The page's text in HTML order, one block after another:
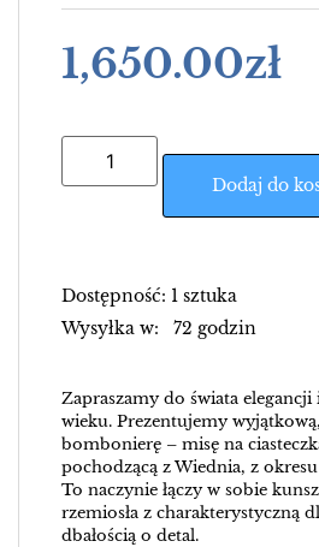
1,650.00zł
Dodaj do
Dostępność: 1 sztuka
Wysyłka w: 72 godzin
Zapraszamy do świata
wieku. Prezentujemy
bombonierę – misę na
pochodzącą z Wiednia, z
To naczynie łączy w sobie
rzemiosła z charakterystyczną
dbałością o detal.